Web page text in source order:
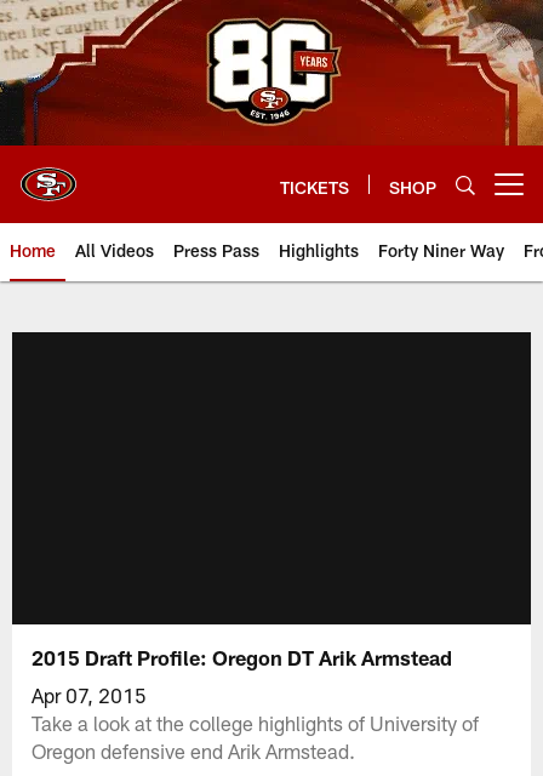
Skip
to
main
content
TICKETS SHOP
Home All Videos Press Pass Highlights Forty Niner Way
2015 Draft Profile: Oregon DT Arik Armstead
Apr 07, 2015
Take a look at the college highlights of University of
Oregon defensive end Arik Armstead.